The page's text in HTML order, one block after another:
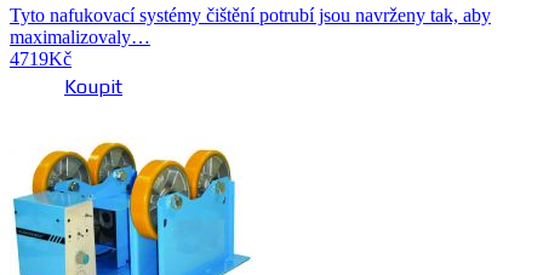
Tyto nafukovací systémy čištění potrubí jsou navrženy tak, aby
maximalizovaly…
4719Kč
Koupit